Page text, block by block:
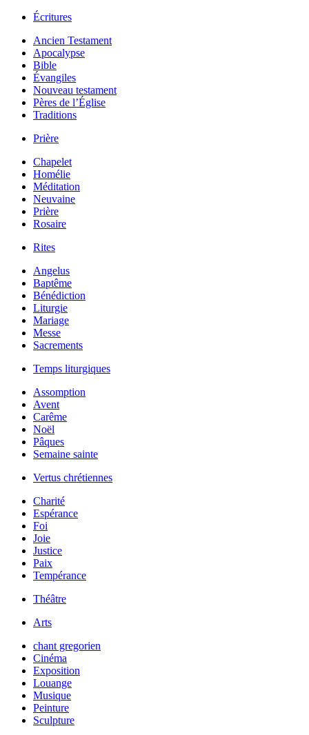
Écritures
Ancien Testament
Apocalypse
Bible
Évangiles
Nouveau testament
Pères de l’Église
Traditions
Prière
Chapelet
Homélie
Méditation
Neuvaine
Prière
Rosaire
Rites
Angelus
Baptême
Bénédiction
Liturgie
Mariage
Messe
Sacrements
Temps liturgiques
Assomption
Avent
Carême
Noël
Pâques
Semaine sainte
Vertus chrétiennes
Charité
Espérance
Foi
Joie
Justice
Paix
Tempérance
Théâtre
Arts
chant gregorien
Cinéma
Exposition
Louange
Musique
Peinture
Sculpture